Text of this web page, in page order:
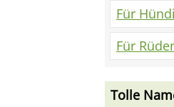
Für
Für
Tolle